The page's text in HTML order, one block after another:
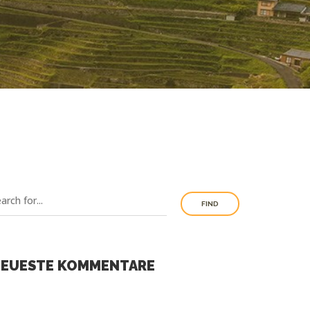
FIND
KOMMENTARE